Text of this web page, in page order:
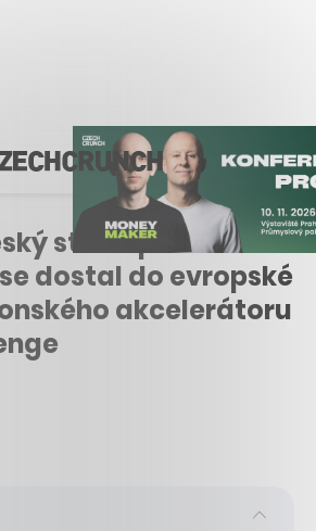
startup
dostal do evropské
akcelerátoru